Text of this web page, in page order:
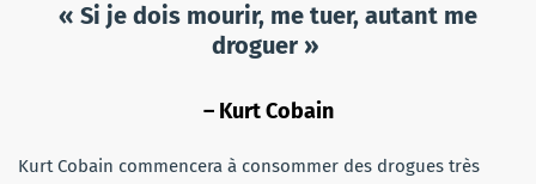
« Si je dois mourir, me tuer, autant me
droguer »
– Kurt Cobain
Kurt Cobain commencera à consommer des drogues très